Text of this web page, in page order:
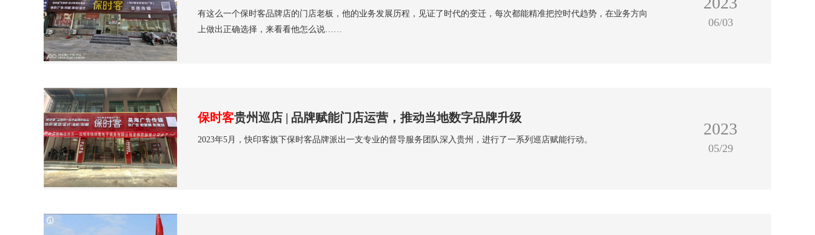
有这么一个保时客品牌店的门店老板，他的业务发展历程，见证了时代的变迁，每次都能精准把控时代趋势，在业务方向
上做出正确选择，来看看他怎么说……
06/03
保时客贵州巡店 | 品牌赋能门店运营，推动当地数字品牌升级
2023年5月，快印客旗下保时客品牌派出一支专业的督导服务团队深入贵州，进行了一系列巡店赋能行动。
2023
05/29